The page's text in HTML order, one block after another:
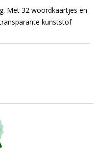
Met 32 woordkaartjes en
kunststof